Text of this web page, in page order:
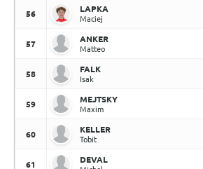
56
LAPKA
Maciej
57
ANKER
Matteo
58
FALK
Isak
59
MEJTSKY
Maxim
60
KELLER
Tobit
61
DEVAL